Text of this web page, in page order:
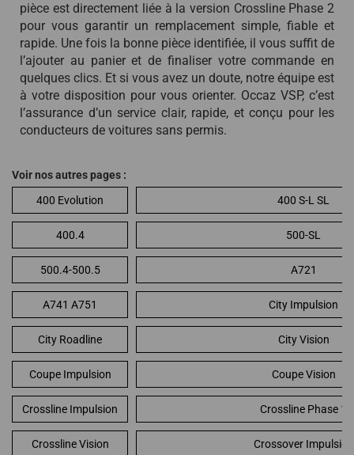
pièce est directement liée à la version Crossline Phase 2
pour vous garantir un remplacement simple, fiable et
rapide. Une fois la bonne pièce identifiée, il vous suffit de
l’ajouter au panier et de finaliser votre commande en
quelques clics. Et si vous avez un doute, notre équipe est
à votre disposition pour vous orienter. Occaz VSP, c’est
l’assurance d’un service clair, rapide, et conçu pour les
conducteurs de voitures sans permis.
Voir nos autres pages :
400 Evolution
400 S-L SL
400.4 500-SL
500.4-500.5 A721
A741 A751 City Impulsion
City Roadline City Vision
Coupe Impulsion Coupe Vision
Crossline Impulsion Crossline Phase 1
Crossline Vision Crossover Impulsion